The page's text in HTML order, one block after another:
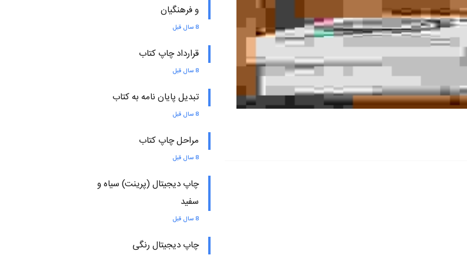
و فرهنگیان
8 سال قبل
قرارداد چاپ کتاب
8 سال قبل
تبدیل پایان نامه به کتاب
8 سال قبل
مراحل چاپ کتاب
8 سال قبل
چاپ دیجیتال (پرینت) سیاه و
سفید
8 سال قبل
چاپ دیجیتال رنگی